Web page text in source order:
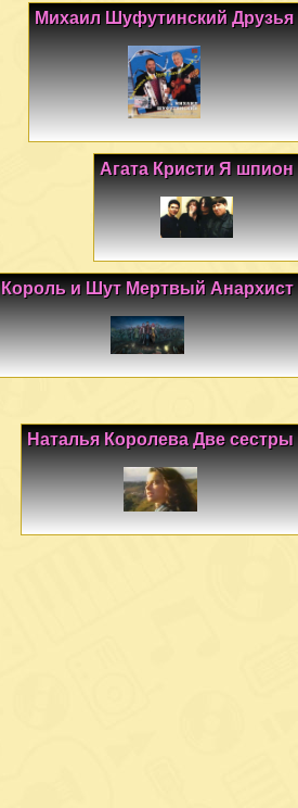
Михаил Шуфутинский Друзья
Агата Кристи Я шпион
Король и Шут Мертвый Анархист
Наталья Королева Две сестры